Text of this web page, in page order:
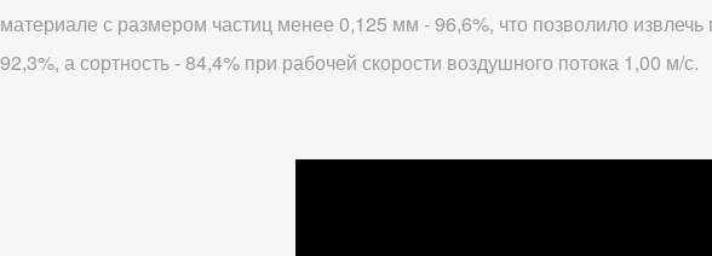
материале с размером частиц менее 0,125 мм - 96,6%, что позволило
92,3%, а сортность - 84,4% при рабочей скорости воздушного потока 1,00 м/с.